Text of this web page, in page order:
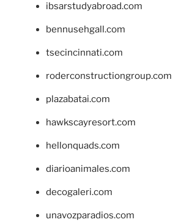
ibsarstudyabroad.com
bennusehgall.com
tsecincinnati.com
roderconstructiongroup.com
plazabatai.com
hawkscayresort.com
hellonquads.com
diarioanimales.com
decogaleri.com
unavozparadios.com